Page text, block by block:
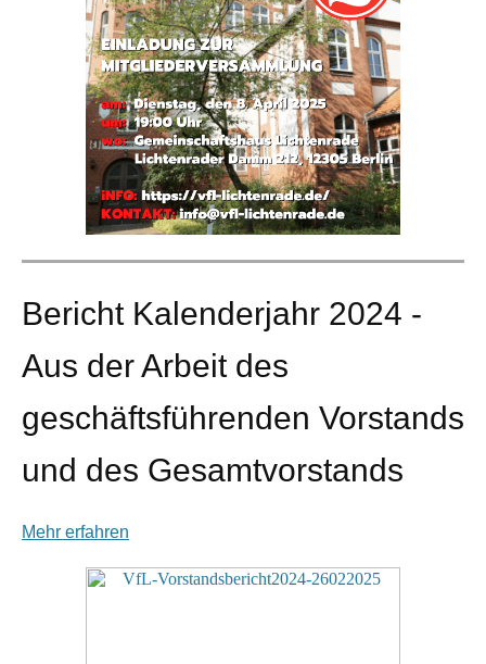
Bericht Kalenderjahr 2024 -
Aus der Arbeit des
geschäftsführenden Vorstands
und des Gesamtvorstands
Mehr erfahren